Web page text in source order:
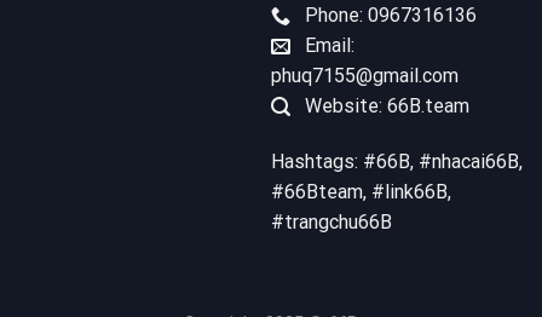
Phone: 0967316136
Email:
phuq7155@gmail.com
Website: 66B.team
Hashtags: #66B, #nhacai66B,
#66Bteam, #link66B,
#trangchu66B